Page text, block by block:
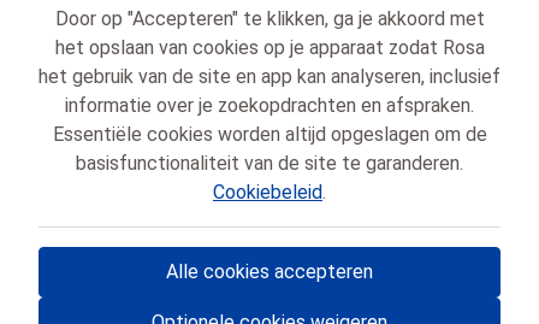
Gesproken talen
Engels (English) Frans (Français)
Nederlands (Nederlands) Turks (Türkçe)
Clinique Saint-Jean Kliniek Sint-Jan
Door op "Accepteren" te klikken, ga je akkoord met
het opslaan van cookies op je apparaat zodat Rosa
het gebruik van de site en app kan analyseren, inclusief
informatie over je zoekopdrachten en afspraken.
Essentiële cookies worden altijd opgeslagen om de
basisfunctionaliteit van de site te garanderen.
Cookiebeleid.
Alle cookies accepteren